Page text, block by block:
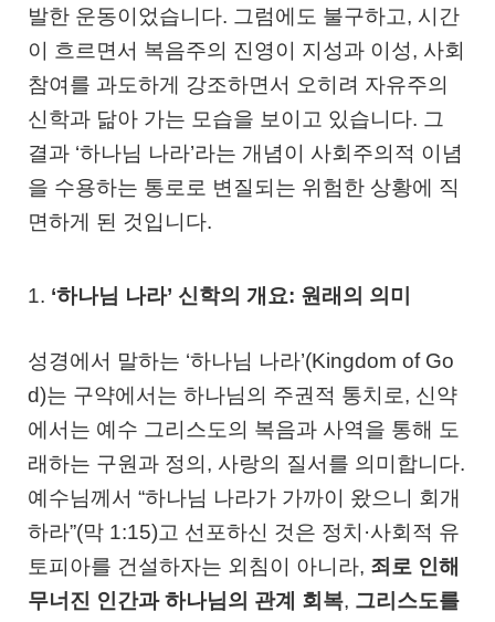
발한 운동이었습니다. 그럼에도 불구하고, 시간
이 흐르면서 복음주의 진영이 지성과 이성, 사회
참여를 과도하게 강조하면서 오히려 자유주의
신학과 닮아 가는 모습을 보이고 있습니다. 그
결과 ‘하나님 나라’라는 개념이 사회주의적 이념
을 수용하는 통로로 변질되는 위험한 상황에 직
면하게 된 것입니다.
1. ‘하나님 나라’ 신학의 개요: 원래의 의미
성경에서 말하는 ‘하나님 나라’(Kingdom of Go
d)는 구약에서는 하나님의 주권적 통치로, 신약
에서는 예수 그리스도의 복음과 사역을 통해 도
래하는 구원과 정의, 사랑의 질서를 의미합니다.
예수님께서 “하나님 나라가 가까이 왔으니 회개
하라”(막 1:15)고 선포하신 것은 정치·사회적 유
토피아를 건설하자는 외침이 아니라, 죄로 인해
무너진 인간과 하나님의 관계 회복, 그리스도를